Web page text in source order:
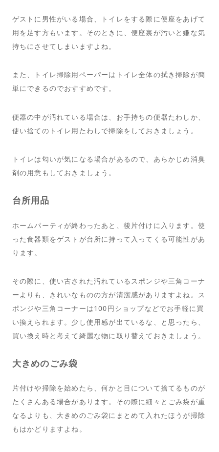
ゲストに男性がいる場合、トイレをする際に便座をあげて
用を足す方もいます。そのときに、便座裏が汚いと嫌な気
持ちにさせてしまいますよね。
また、トイレ掃除用ペーパーはトイレ全体の拭き掃除が簡
単にできるのでおすすめです。
便器の中が汚れている場合は、お手持ちの便器たわしか、
使い捨てのトイレ用たわしで掃除をしておきましょう。
トイレは匂いが気になる場合があるので、あらかじめ消臭
剤の用意もしておきましょう。
台所用品
ホームパーティが終わったあと、後片付けに入ります。使
った食器類をゲストが台所に持って入ってくる可能性があ
ります。
その際に、使い古された汚れているスポンジや三角コーナ
ーよりも、きれいなものの方が清潔感がありますよね。ス
ポンジや三角コーナーは100円ショップなどでお手軽に買
い換えられます。少し使用感が出ているな、と思ったら、
買い換え時と考えて綺麗な物に取り替えておきましょう。
大きめのごみ袋
片付けや掃除を始めたら、何かと目について捨てるものが
たくさんある場合があります。その際に細々とごみ袋が重
なるよりも、大きめのごみ袋にまとめて入れたほうが掃除
もはかどりますよね。